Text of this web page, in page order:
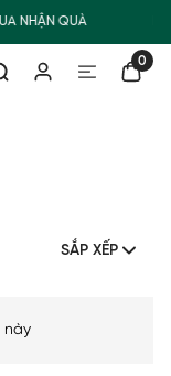
NHẬN QUÀ
0
SẮP XẾP
này